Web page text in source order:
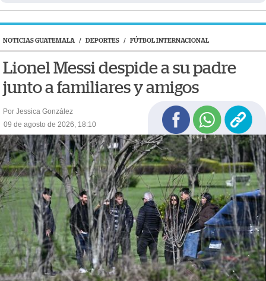
NOTICIAS GUATEMALA / DEPORTES / FÚTBOL INTERNACIONAL
Lionel Messi despide a su padre
junto a familiares y amigos
Por Jessica González
09 de agosto de 2026, 18:10